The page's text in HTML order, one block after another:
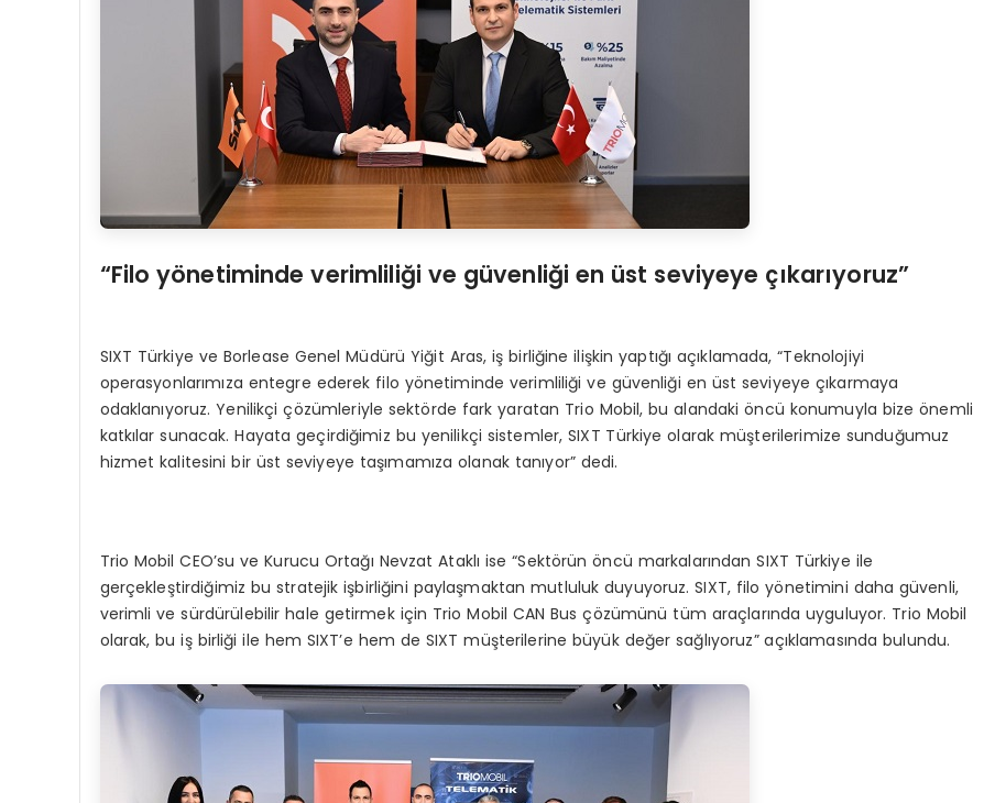
“Filo yönetiminde verimliliği ve güvenliği en üst seviyeye çıkarıyoruz”
SIXT Türkiye ve Borlease Genel Müdürü Yiğit Aras, iş birliğine ilişkin yaptığı açıklamada, “Teknolojiyi
operasyonlarımıza entegre ederek filo yönetiminde verimliliği ve güvenliği en üst seviyeye çıkarmaya
odaklanıyoruz. Yenilikçi çözümleriyle sektörde fark yaratan Trio Mobil, bu alandaki öncü konumuyla bize önemli
katkılar sunacak. Hayata geçirdiğimiz bu yenilikçi sistemler, SIXT Türkiye olarak müşterilerimize sunduğumuz
hizmet kalitesini bir üst seviyeye taşımamıza olanak tanıyor” dedi.
Trio Mobil CEO’su ve Kurucu Ortağı Nevzat Ataklı ise “Sektörün öncü markalarından SIXT Türkiye ile
gerçekleştirdiğimiz bu stratejik işbirliğini paylaşmaktan mutluluk duyuyoruz. SIXT, filo yönetimini daha güvenli,
verimli ve sürdürülebilir hale getirmek için Trio Mobil CAN Bus çözümünü tüm araçlarında uyguluyor. Trio Mobil
olarak, bu iş birliği ile hem SIXT’e hem de SIXT müşterilerine büyük değer sağlıyoruz” açıklamasında bulundu.